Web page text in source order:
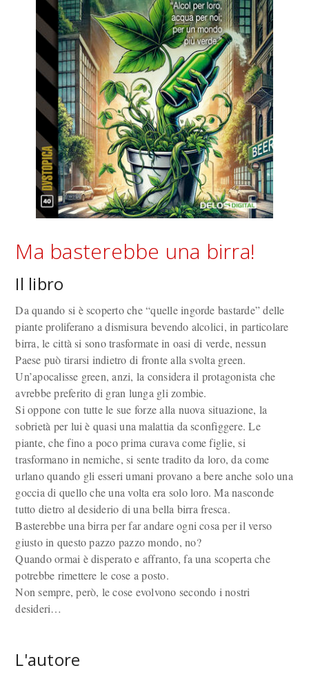
Ma basterebbe una birra!
Il libro
Da quando si è scoperto che “quelle ingorde bastarde” delle
piante proliferano a dismisura bevendo alcolici, in particolare
birra, le città si sono trasformate in oasi di verde, nessun
Paese può tirarsi indietro di fronte alla svolta green.
Un’apocalisse green, anzi, la considera il protagonista che
avrebbe preferito di gran lunga gli zombie.
Si oppone con tutte le sue forze alla nuova situazione, la
sobrietà per lui è quasi una malattia da sconfiggere. Le
piante, che fino a poco prima curava come figlie, si
trasformano in nemiche, si sente tradito da loro, da come
urlano quando gli esseri umani provano a bere anche solo una
goccia di quello che una volta era solo loro. Ma nasconde
tutto dietro al desiderio di una bella birra fresca.
Basterebbe una birra per far andare ogni cosa per il verso
giusto in questo pazzo pazzo mondo, no?
Quando ormai è disperato e affranto, fa una scoperta che
potrebbe rimettere le cose a posto.
Non sempre, però, le cose evolvono secondo i nostri
desideri…
L'autore